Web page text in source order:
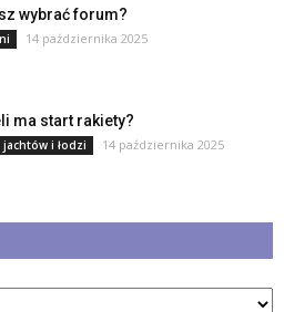
wybrać forum?
14 października 2025
ma start rakiety?
i łodzi 14 października 2025